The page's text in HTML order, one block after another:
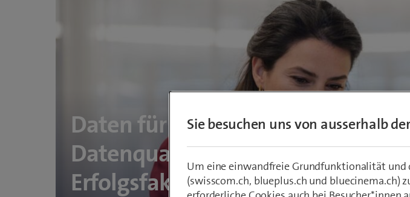
Daten für KI: Warum
Datenqualität der entscheidende
Erfolgsfaktor ist
Sie besuchen uns von ausserhalb
Um eine einwandfreie Grundfunktionalität und
(swisscom.ch, blueplus.ch und bluecinema.ch)